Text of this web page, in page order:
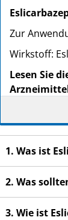
Zur
Wirkstoff:
Lesen Sie
Heben
Wenn
Wenn
1. Was ist
2. Was
3. Wie ist